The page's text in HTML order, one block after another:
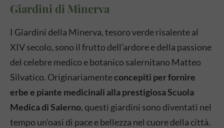
Giardini di Minerva
I Giardini della Minerva, tesoro verde risalente al
XIV secolo, sono il frutto dell’ardore e della passione
del celebre medico e botanico salernitano Matteo
Silvatico. Originariamenteconcepiti per fornire
erbe e piante medicinali alla prestigiosa Scuola
Medica di Salerno, questi giardini sono diventati nel
tempo un’oasi di pace e bellezza nel cuore della città.